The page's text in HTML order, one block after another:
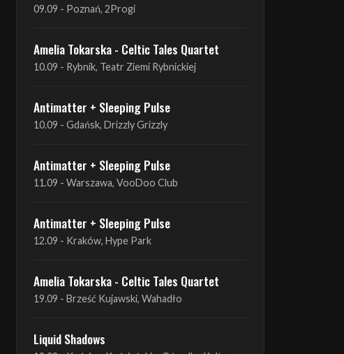
10.09 - Rybnik, Teatr Ziemi Rybnickiej
Antimatter + Sleeping Pulse
10.09 - Gdańsk, Drizzly Grizzly
Antimatter + Sleeping Pulse
11.09 - Warszawa, VooDoo Club
Antimatter + Sleeping Pulse
12.09 - Kraków, Hype Park
Amelia Tokarska - Celtic Tales Quartet
19.09 - Brześć Kujawski, Wahadło
Liquid Shadows
19.09 - Kościan, Kościańskim Ośrodku Kultury
Amelia Tokarska - Celtic Tales Quartet